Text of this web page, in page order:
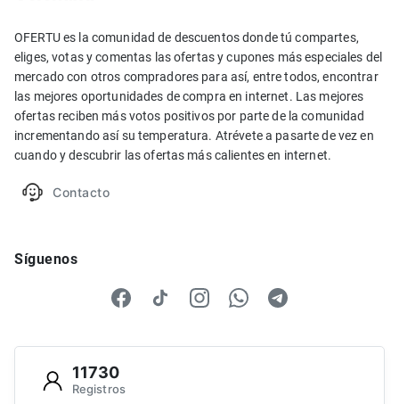
OFERTU es la comunidad de descuentos donde tú compartes,
eliges, votas y comentas las ofertas y cupones más especiales del
mercado con otros compradores para así, entre todos, encontrar
las mejores oportunidades de compra en internet. Las mejores
ofertas reciben más votos positivos por parte de la comunidad
incrementando así su temperatura. Atrévete a pasarte de vez en
cuando y descubrir las ofertas más calientes en internet.
Contacto
Síguenos
11730
Registros